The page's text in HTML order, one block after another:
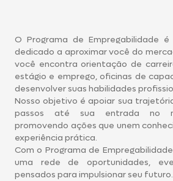
O Programa de Empregabilidade
dedicado a aproximar você do
você encontra orientação de
estágio e emprego, oficinas de
desenvolver suas habilidades
Nosso objetivo é apoiar sua
passos até sua entrada no
promovendo ações que unem
experiência prática.
Com o Programa de
uma rede de oportunidades,
pensados para impulsionar seu futuro.